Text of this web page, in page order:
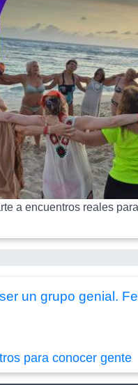
a encuentros reales
un grupo genial.
para conocer gente